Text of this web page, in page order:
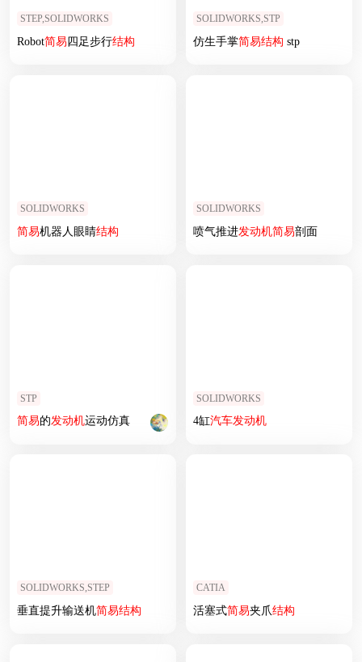
STEP,SOLIDWORKS
Robot简易四足步行结构
SOLIDWORKS,STP
仿生手掌简易结构 stp
SOLIDWORKS
简易机器人眼睛结构
SOLIDWORKS
喷气推进发动机简易剖面
STP
简易的发动机运动仿真
SOLIDWORKS
4缸汽车发动机
SOLIDWORKS,STEP
垂直提升输送机简易结构
CATIA
活塞式简易夹爪结构